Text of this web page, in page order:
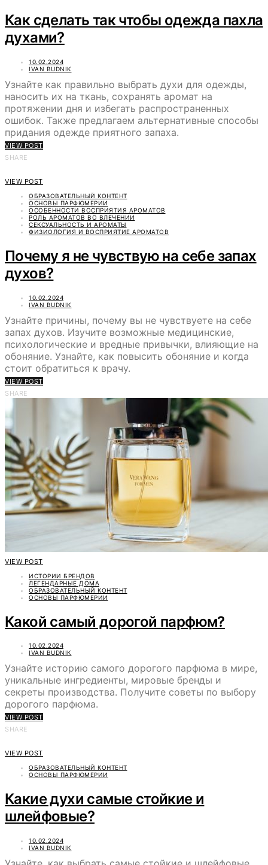
Как сделать так чтобы одежда пахла
духами?
10.02.2024
IVAN BUDNIK
Узнайте как правильно выбрать духи для одежды,
наносить их на ткань, сохранять аромат на
протяжении дня и избегать распространенных
ошибок. Также предлагаем альтернативные способы
придания одежде приятного запаха.
VIEW POST
SHARE
VIEW POST
ОБРАЗОВАТЕЛЬНЫЙ КОНТЕНТ
ОСНОВЫ ПАРФЮМЕРИИ
ОСОБЕННОСТИ ВОСПРИЯТИЯ АРОМАТОВ
РОЛЬ АРОМАТОВ ВО ВЛЕЧЕНИИ
СЕКСУАЛЬНОСТЬ И АРОМАТЫ
ФИЗИОЛОГИЯ И ВОСПРИЯТИЕ АРОМАТОВ
Почему я не чувствую на себе запах
духов?
10.02.2024
IVAN BUDNIK
Узнайте причины, почему вы не чувствуете на себе
запах духов. Изучите возможные медицинские,
психологические и вредные привычки, влияющие на
обоняние. Узнайте, как повысить обоняние и когда
стоит обратиться к врачу.
VIEW POST
SHARE
VIEW POST
ИСТОРИИ БРЕНДОВ
ЛЕГЕНДАРНЫЕ ДОМА
ОБРАЗОВАТЕЛЬНЫЙ КОНТЕНТ
ОСНОВЫ ПАРФЮМЕРИИ
Какой самый дорогой парфюм?
10.02.2024
IVAN BUDNIK
Узнайте историю самого дорогого парфюма в мире,
уникальные ингредиенты, мировые бренды и
секреты производства. Получите советы по выбору
дорогого парфюма.
VIEW POST
SHARE
VIEW POST
ОБРАЗОВАТЕЛЬНЫЙ КОНТЕНТ
ОСНОВЫ ПАРФЮМЕРИИ
Какие духи самые стойкие и
шлейфовые?
10.02.2024
IVAN BUDNIK